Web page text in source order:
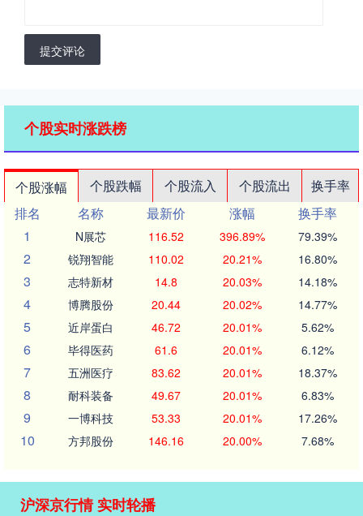
提交评论
个股实时涨跌榜
个股涨幅 个股跌幅 个股流入 个股流出
换手率
排名
名称 最新价 涨幅
换手率
1
N展芯 116.52 396.89% 79.39%
2 锐翔智能 110.02 20.21% 16.80%
3 志特新材 14.8 20.03% 14.18%
4 博腾股份 20.44 20.02% 14.77%
5 近岸蛋白 46.72 20.01% 5.62%
6 毕得医药 61.6 20.01% 6.12%
7 五洲医疗 83.62 20.01% 18.37%
8 耐科装备 49.67 20.01% 6.83%
9 一博科技 53.33 20.01% 17.26%
10 方邦股份 146.16 20.00% 7.68%
沪深京行情 实时轮播